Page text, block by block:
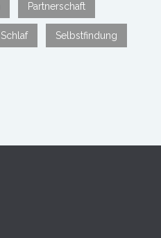
Partnerschaft
Schlaf Selbstfindung